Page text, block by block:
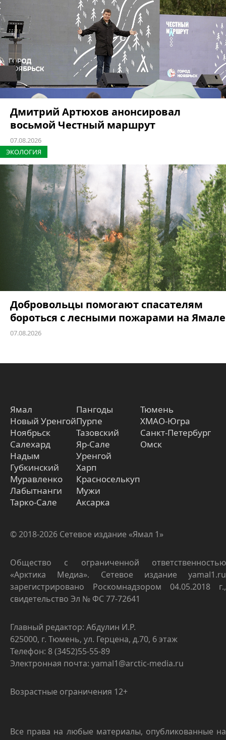
Дмитрий Артюхов анонсировал
восьмой Честный маршрут
07.08.2026
ЭКОЛОГИЯ
Добровольцы помогают спасателям
бороться с лесными пожарами на Ямале
07.08.2026
Ямал
Новый Уренгой
Ноябрьск
Салехард
Надым
Губкинский
Муравленко
Лабытнанги
Тарко-Сале
Пангоды
Пурпе
Тазовский
Яр-Сале
Уренгой
Харп
Красноселькуп
Мужи
Аксарка
Тюмень
ХМАО-Югра
Санкт-Петербург
Омск
© 2018-2026 Сетевое издание «Ямал 1»
Общество с ограниченной ответственностью
«Арктика Медиа». Сетевое издание yamal1.ru
зарегистрировано Роскомнадзором 04.05.2018 г.,
свидетельство Эл № ФС 77-72641
Главный редактор: Абдулин И.Р.
625000, г. Тюмень, ул. Герцена, д.70, 6 этаж
Телефон: 8 (3452)55-55-89
Электронная почта: yamal1@arctic-media.ru
Возрастные ограничения 12+
Все права на любые материалы, опубликованные на